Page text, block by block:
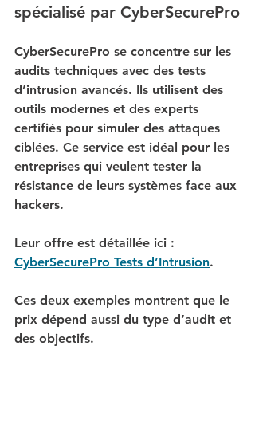
spécialisé par CyberSecurePro
CyberSecurePro se concentre sur les
audits techniques avec des tests
d’intrusion avancés. Ils utilisent des
outils modernes et des experts
certifiés pour simuler des attaques
ciblées. Ce service est idéal pour les
entreprises qui veulent tester la
résistance de leurs systèmes face aux
hackers.
Leur offre est détaillée ici :
CyberSecurePro Tests d’Intrusion.
Ces deux exemples montrent que le
prix dépend aussi du type d’audit et
des objectifs.